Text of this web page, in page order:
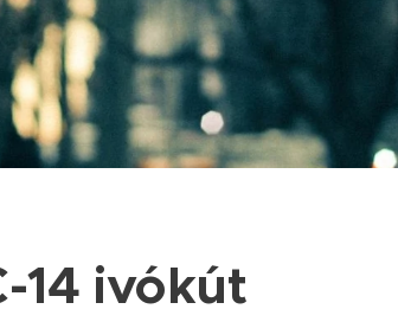
14 ivókút